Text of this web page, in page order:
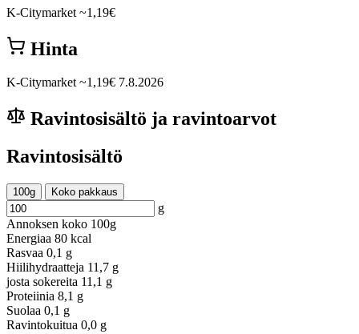
K-Citymarket ~1,19€
Hinta
K-Citymarket ~1,19€ 7.8.2026
Ravintosisältö ja ravintoarvot
Ravintosisältö
100g Koko pakkaus
g
Annoksen koko 100g
Energiaa 80 kcal
Rasvaa 0,1 g
Hiilihydraatteja 11,7 g
josta sokereita 11,1 g
Proteiinia 8,1 g
Suolaa 0,1 g
Ravintokuitua 0,0 g